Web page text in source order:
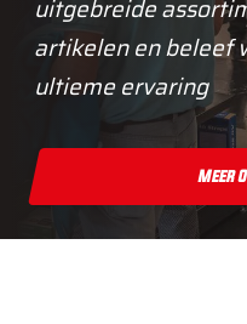
uitgebreide
artikelen en beleef
ultieme ervaring
Meer